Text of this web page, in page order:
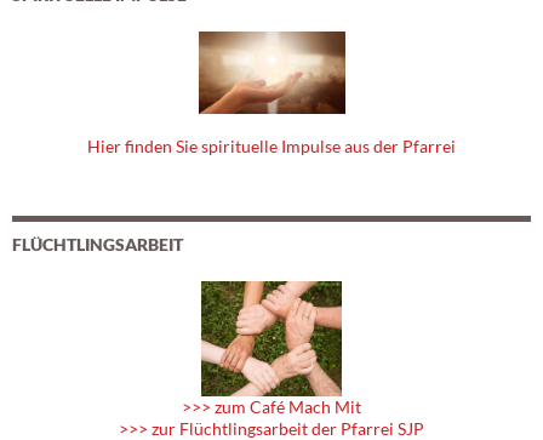
Hier finden Sie spirituelle Impulse aus der Pfarrei
FLÜCHTLINGSARBEIT
>>> zum Café Mach Mit
>>> zur Flüchtlingsarbeit der Pfarrei SJP